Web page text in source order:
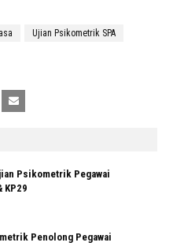
Ujian Psikometrik SPA
Psikometrik Pegawai
KP29
Penolong Pegawai